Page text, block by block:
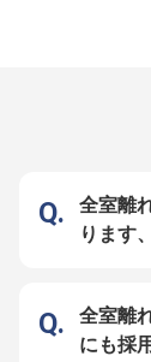
で働ける環境づくりにも
年末年始に休館日を設定
食、夜食は無料 ■シフト
OK □温泉入り放題 etc… ▼新たな宿
の歴史を作るワクワク感
24年8月1日にリニューア
と、働きがいはもちろ
の人生や生活、そして
もつながるような宿で
えています。ぜひ、私た
全室離
ります
全室離
にも採